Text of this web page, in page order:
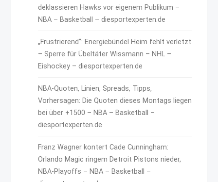
deklassieren Hawks vor eigenem Publikum –
NBA – Basketball – diesportexperten.de
„Frustrierend“: Energiebündel Heim fehlt verletzt
– Sperre für Übeltäter Wissmann – NHL –
Eishockey – diesportexperten.de
NBA-Quoten, Linien, Spreads, Tipps,
Vorhersagen: Die Quoten dieses Montags liegen
bei über +1500 – NBA – Basketball –
diesportexperten.de
Franz Wagner kontert Cade Cunningham:
Orlando Magic ringem Detroit Pistons nieder,
NBA-Playoffs – NBA – Basketball –